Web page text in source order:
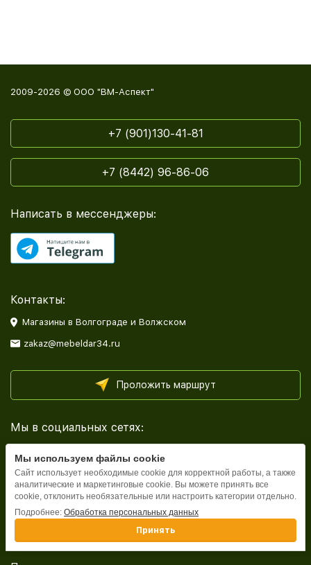
2009-2026 © ООО "ВМ-Аспект"
+7 (901)130-41-81
+7 (8442) 96-86-06
Написать в мессенджеры:
Контакты:
Магазины в Волгограде и Волжском
zakaz@mebeldar34.ru
Проложить маршрут
Мы в социальных сетях:
Каталог
Мы используем файлы cookie
Сайт использует необходимые cookie для корректной работы, а также
аналитические и маркетинговые cookie. Вы можете принять все
cookie, отклонить необязательные или настроить категории отдельно.
Подробнее: Обработка персональных данных
Принять